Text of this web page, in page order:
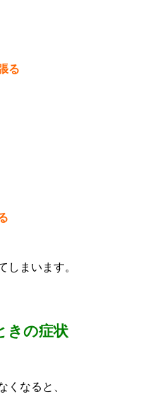
る
しまいます。
きの症状
くなると、